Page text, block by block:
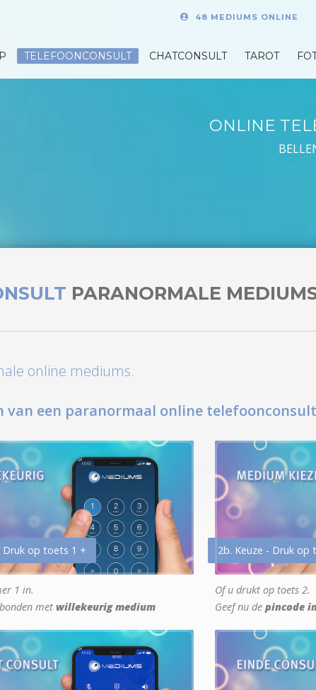
48 MEDIUMS ONLINE
TELEFOONCONSULT CHATCONSULT TAROT
ONLINE
PARANORMALE
online mediums.
een paranormaal online
Druk op toets 1 +
1 in.
met willekeurig medium
2b. Keuze - Druk op
Of u drukt op toets 2.
Geef nu de pincode